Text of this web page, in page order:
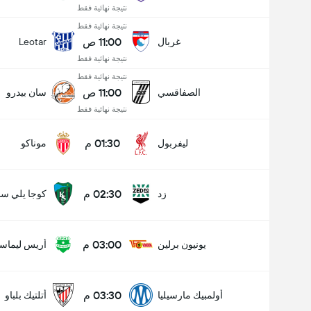
نتيجة نهائية فقط
غربال
نتيجة نهائية فقط
11:00 ص
نتيجة نهائية فقط
Leotar
الصفاقسي
نتيجة نهائية فقط
11:00 ص
نتيجة نهائية فقط
سان بيدرو
ليفربول 01:30 م موناكو
زد 02:30 م كوجا يلي
يونيون برلين 03:00 م أريس
أولمبيك مارسيليا 03:30 م أتلتيك بلباو